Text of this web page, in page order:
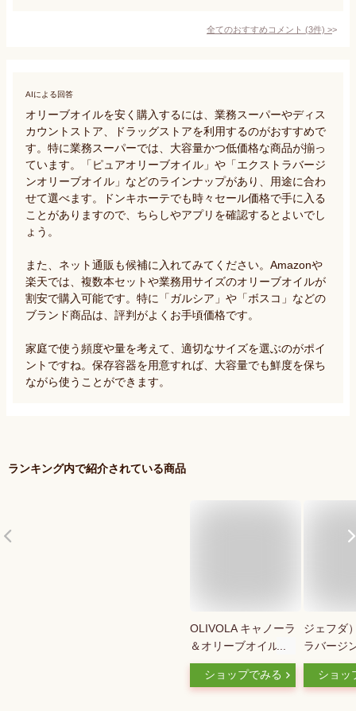
全てのおすすめコメント (3件) >
AIによる回答
オリーブオイルを安く購入するには、業務スーパーやディス
カウントストア、ドラッグストアを利用するのがおすすめで
す。特に業務スーパーでは、大容量かつ低価格な商品が揃っ
ています。「ピュアオリーブオイル」や「エクストラバージ
ンオリーブオイル」などのラインナップがあり、用途に合わ
せて選べます。ドンキホーテでも時々セール価格で手に入る
ことがありますので、ちらしやアプリを確認するとよいでし
ょう。
また、ネット通販も候補に入れてみてください。Amazonや
楽天では、複数本セットや業務用サイズのオリーブオイルが
割安で購入可能です。特に「ガルシア」や「ボスコ」などの
ブランド商品は、評判がよくお手頃価格です。
家庭で使う頻度や量を考えて、適切なサイズを選ぶのがポイ
ントですね。保存容器を用意すれば、大容量でも鮮度を保ち
ながら使うことができます。
ランキング内で紹介されている商品
OLIVOLA キャノーラ
＆オリーブオイル 3L
[業務用 大容量 キャ
ノーラオイル 菜種油
ショップでみる
ジェフダ
ラバージ
オイル
ダ オリ
ショッ